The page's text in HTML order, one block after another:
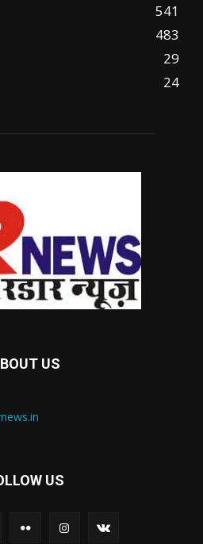
541
483
29
24
US
US